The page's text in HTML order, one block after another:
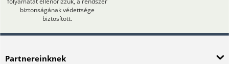
biztonságának védettsége
biztosított.
Partnereinknek